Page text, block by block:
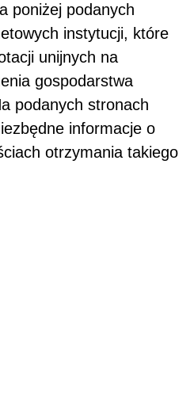
poniżej podanych
instytucji, które
unijnych na
gospodarstwa
podanych stronach
informacje o
otrzymania takiego